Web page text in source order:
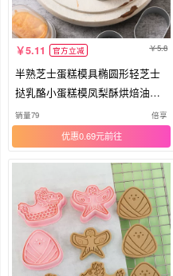
5.11 官方立减 5.8
半熟芝士蛋糕模具椭圆形轻芝士
挞乳酪小蛋糕模凤梨酥烘焙油纸
围边
销量79 倍享
优惠0.69元